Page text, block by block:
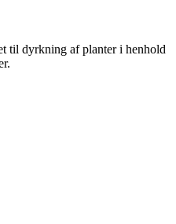
til dyrkning af planter i henhold